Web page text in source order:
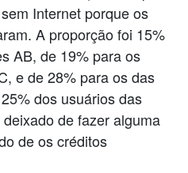
Internet porque os
A proporção foi 15%
AB, de 19% para os
e de 28% para os das
dos usuários das
de fazer alguma
de os créditos